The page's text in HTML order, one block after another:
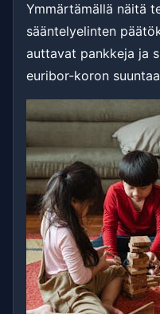
Ymmärtämällä näitä
sääntelyelinten
auttavat pankkeja ja
euribor-koron